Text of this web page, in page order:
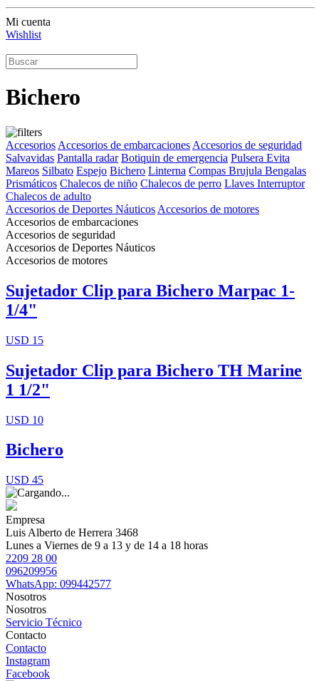
Mi cuenta
Wishlist
Bichero
Accesorios Accesorios de embarcaciones Accesorios de seguridad
Salvavidas Pantalla radar Botiquin de emergencia Pulsera Evita
Mareos Silbato Espejo Bichero Linterna Compas Brujula Bengalas
Prismáticos Chalecos de niño Chalecos de perro Llaves Interruptor
Chalecos de adulto
Accesorios de Deportes Náuticos Accesorios de motores
Accesorios de embarcaciones
Accesorios de seguridad
Accesorios de Deportes Náuticos
Accesorios de motores
Sujetador Clip para Bichero Marpac 1-
1/4"
USD 15
Sujetador Clip para Bichero TH Marine
1 1/2"
USD 10
Bichero
USD 45
Empresa
Luis Alberto de Herrera 3468
Lunes a Viernes de 9 a 13 y de 14 a 18 horas
2209 28 00
096209956
WhatsApp: 099442577
Nosotros
Nosotros
Servicio Técnico
Contacto
Contacto
Instagram
Facebook